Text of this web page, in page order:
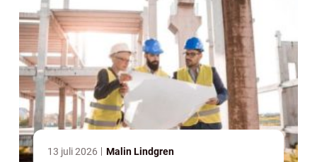
13 juli 2026 Malin Lindgren